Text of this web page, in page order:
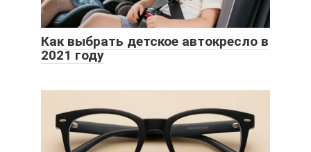
Как выбрать детское автокресло в
2021 году